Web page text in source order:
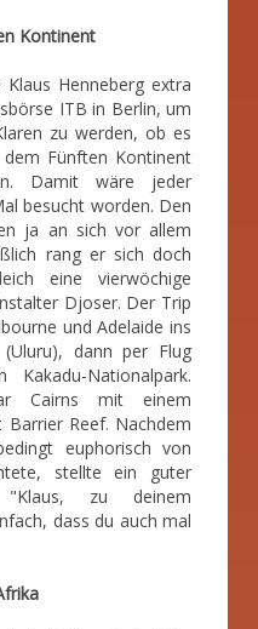
Kontinent
Klaus Henneberg extra
ITB in Berlin, um
zu werden, ob es
Fünften Kontinent
Damit wäre jeder
besucht worden. Den
ja an sich vor allem
rang er sich doch
eine vierwöchige
Djoser. Der Trip
und Adelaide ins
dann per Flug
Nationalpark.
Cairns mit einem
Barrier Reef. Nachdem
euphorisch von
stellte ein guter
zu deinem
dass du auch mal